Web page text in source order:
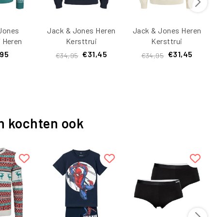
Jack & Jones Heren
Kersttrui
JORHOLIDAY
€34,95 €31,45
Jack & Jones Heren
Kersttrui
JORHOLIDAY Off-
€34,95 €31,45
kochten ook